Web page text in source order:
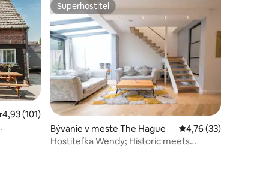
ohodnotenie 4,93 z 5, počet hodnotení: 101
4,93 (101)
Superhostiteľ
Superhostiteľ
Bývanie v meste The Hague Priemerné
4,76 (33)
Hostiteľka Wendy; Historic meets